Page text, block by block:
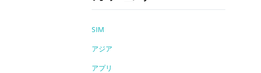
SIM
アジア
アプリ